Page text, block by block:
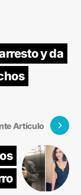
y da
Artículo